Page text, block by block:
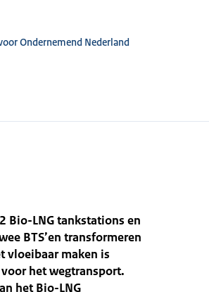
Ondernemend Nederland
Bio-LNG tankstations en
BTS’en transformeren
vloeibaar maken is
het wegtransport.
het Bio-LNG